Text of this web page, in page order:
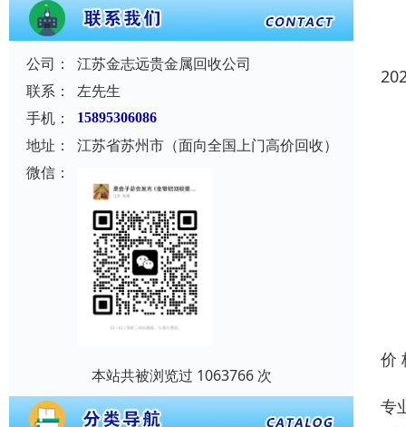
公司：
江苏金志远贵金属回收公司
联系：
左先生
手机：
15895306086
地址：
江苏省苏州市（面向全国上门高价回收）
微信：
本站共被浏览过 1063766 次
价
专